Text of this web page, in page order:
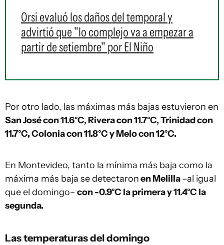
Orsi evaluó los daños del temporal y
advirtió que "lo complejo va a empezar a
partir de setiembre" por El Niño
Por otro lado, las máximas más bajas estuvieron en
San José con 11.6°C, Rivera con 11.7°C, Trinidad con
11.7°C, Colonia con 11.8°C y Melo con 12°C.
En Montevideo, tanto la mínima más baja como la
máxima más baja se detectaronen Melilla–al igual
que el domingo– con -0.9°C la primera y 11.4°C la
segunda.
Las temperaturas del domingo